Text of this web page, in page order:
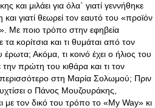
και μιλάει για όλα` γιατί γεννήθηκε
και γιατί θεωρεί τον εαυτό του «προϊόν
Με ποιο τρόπο στην εφηβεία
τα κορίτσια και τι θυμάται από τον
Ακόμα, τι κοινό έχει ο ήλιος του
πρώτη του κιθάρα και τι τον
περισσότερο στη Μαρία Σολωμού; Πριν
ο Πάνος Μουζουράκης,
με τον δικό του τρόπο το «My Way» κι